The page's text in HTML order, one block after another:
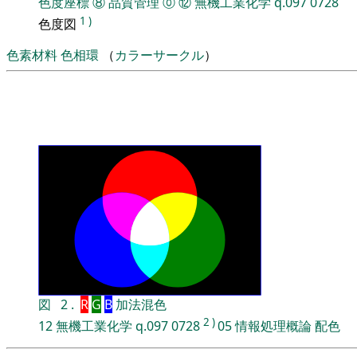
色度図 1 )
色素材料色相環 （カラーサークル）
図 2 . R G B 加法混色
12無機工業化学 q.0970728 2 )05情報処理概論配色